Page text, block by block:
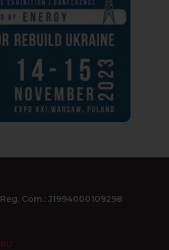
Reg. Com.: J1994000109298